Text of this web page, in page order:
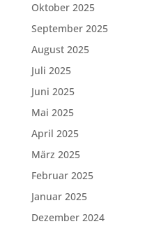
Oktober 2025
September 2025
August 2025
Juli 2025
Juni 2025
Mai 2025
April 2025
März 2025
Februar 2025
Januar 2025
Dezember 2024